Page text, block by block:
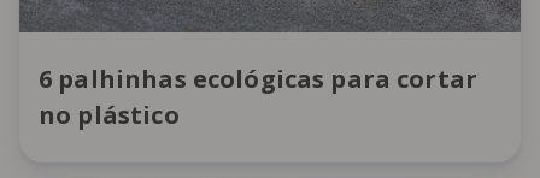
6 palhinhas ecológicas para cortar
no plástico